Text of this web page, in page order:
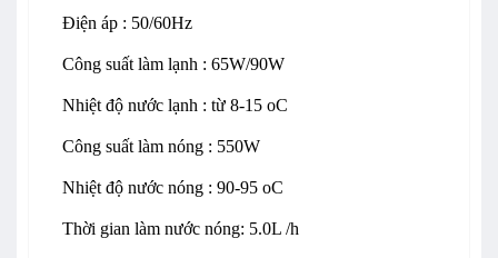
Điện áp : 50/60Hz
Công suất làm lạnh : 65W/90W
Nhiệt độ nước lạnh : từ 8-15 oC
Công suất làm nóng : 550W
Nhiệt độ nước nóng : 90-95 oC
Thời gian làm nước nóng: 5.0L /h